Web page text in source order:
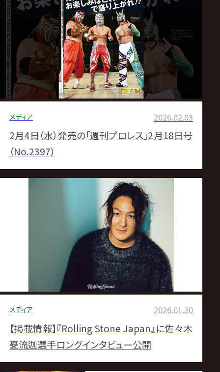
メディア 2026.02.03
2月4日（水）発売の「週刊プロレス」2月18日号
（No.2397）
メディア 2026.01.30
【掲載情報】『Rolling Stone Japan』に佐々木
憂流迦選手ロングインタビュー公開